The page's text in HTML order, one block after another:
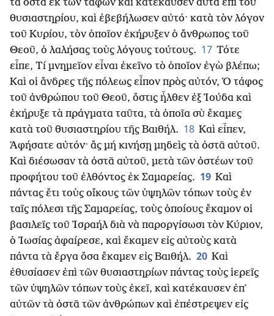
τὰ ὀστᾶ ἐκ τῶν τάφων καὶ κατέκαυσεν αὐτὰ ἐπὶ τοῦ
θυσιαστηρίου, καὶ ἐβεβήλωσεν αὐτό· κατὰ τὸν λόγον
τοῦ Κυρίου, τὸν ὁποῖον ἐκήρυξεν ὁ ἄνθρωπος τοῦ
Θεοῦ, ὁ λαλήσας τοὺς λόγους τούτους. 17 Τότε
εἶπε, Τί μνημεῖον εἶναι ἐκεῖνο τὸ ὁποῖον ἐγὼ βλέπω;
Καὶ οἱ ἄνδρες τῆς πόλεως εἶπον πρὸς αὐτόν, Ὁ τάφος
τοῦ ἀνθρώπου τοῦ Θεοῦ, ὅστις ἦλθεν ἐξ Ἰούδα καὶ
ἐκήρυξε τὰ πράγματα ταῦτα, τὰ ὁποῖα σὺ ἔκαμες
κατὰ τοῦ θυσιαστηρίου τῆς Βαιθήλ. 18 Καὶ εἶπεν,
᾿Αφήσατε αὐτόν· ἄς μή κινήσῃ μηδεὶς τὰ ὀστᾶ αὐτοῦ.
Καὶ διέσωσαν τὰ ὀστᾶ αὐτοῦ, μετὰ τῶν ὀστέων τοῦ
προφήτου τοῦ ἐλθόντος ἐκ Σαμαρείας. 19 Καὶ
πάντας ἔτι τοὺς οἴκους τῶν ὑψηλῶν τόπων τοὺς ἐν
ταῖς πόλεσι τῆς Σαμαρείας, τοὺς ὁποίους ἔκαμον οἱ
βασιλεῖς τοῦ Ἰσραήλ διὰ νὰ παροργίσωσι τὸν Κύριον,
ὁ Ἰωσίας ἀφαίρεσε, καὶ ἔκαμεν εἰς αὐτοὺς κατὰ
πάντα τὰ ἔργα ὅσα ἔκαμεν εἰς Βαιθήλ. 20 Καὶ
ἐθυσίασεν ἐπὶ τῶν θυσιαστηρίων πάντας τοὺς ἱερεῖς
τῶν ὑψηλῶν τόπων τοὺς ἐκεῖ, καὶ κατέκαυσεν ἐπ᾿
αὐτῶν τὰ ὀστᾶ τῶν ἀνθρώπων καὶ ἐπέστρεψεν εἰς